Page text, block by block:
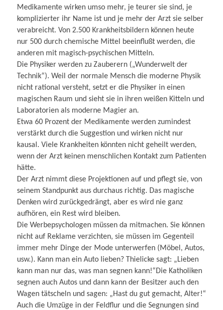
Medikamente wirken umso mehr, je teurer sie sind, je
komplizierter ihr Name ist und je mehr der Arzt sie selber
verabreicht. Von 2.500 Krankheitsbildern können heute
nur 500 durch chemische Mittel beeinflußt werden, die
anderen mit magisch-psychischen Mitteln.
Die Physiker werden zu Zauberern („Wunderwelt der
Technik“). Weil der normale Mensch die moderne Physik
nicht rational versteht, setzt er die Physiker in einen
magischen Raum und sieht sie in ihren weißen Kitteln und
Laboratorien als moderne Magier an.
Etwa 60 Prozent der Medikamente werden zumindest
verstärkt durch die Suggestion und wirken nicht nur
kausal. Viele Krankheiten könnten nicht geheilt werden,
wenn der Arzt keinen menschlichen Kontakt zum Patienten
hätte.
Der Arzt nimmt diese Projektionen auf und pflegt sie, von
seinem Standpunkt aus durchaus richtig. Das magische
Denken wird zurückgedrängt, aber es wird nie ganz
aufhören, ein Rest wird bleiben.
Die Werbepsychologen müssen da mitmachen. Sie können
nicht auf Reklame verzichten, sie müssen im Gegenteil
immer mehr Dinge der Mode unterwerfen (Möbel, Autos,
usw.). Kann man ein Auto lieben? Thielicke sagt: „Lieben
kann man nur das, was man segnen kann!“Die Katholiken
segnen auch Autos und dann kann der Besitzer auch den
Wagen tätscheln und sagen: „Hast du gut gemacht, Alter!“
Auch die Umzüge in der Feldflur und die Segnungen sind